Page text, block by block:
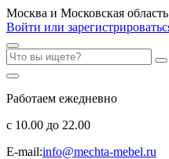
Москва и Московская область
Войти или
Работаем ежедневно
с 10.00 до 22.00
E-mail:info@mechta-mebel.ru